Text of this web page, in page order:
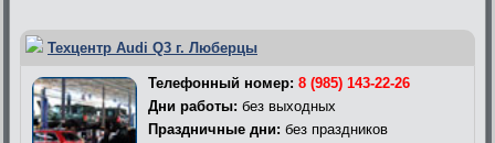
Техцентр Audi Q3 г. Люберцы
Телефонный номер: 8 (985) 143-22-26
Дни работы: без выходных
Праздничные дни: без праздников